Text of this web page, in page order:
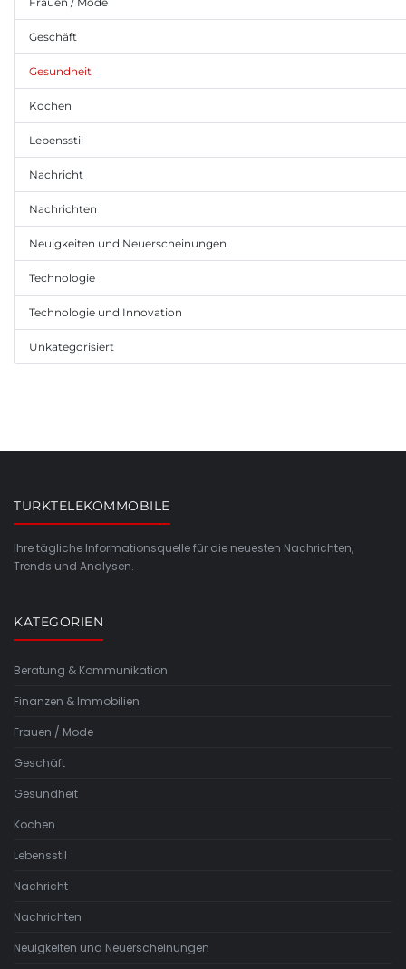
Geschäft
Gesundheit
Kochen
Lebensstil
Nachricht
Nachrichten
Neuigkeiten und Neuerscheinungen
Technologie
Technologie und Innovation
Unkategorisiert
TURKTELEKOMMOBILE
Ihre tägliche Informationsquelle für die neuesten Nachrichten,
Trends und Analysen.
KATEGORIEN
Beratung & Kommunikation
Finanzen & Immobilien
Frauen / Mode
Geschäft
Gesundheit
Kochen
Lebensstil
Nachricht
Nachrichten
Neuigkeiten und Neuerscheinungen